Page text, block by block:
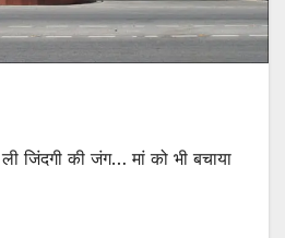
ली जिंदगी की जंग… मां को भी बचाया